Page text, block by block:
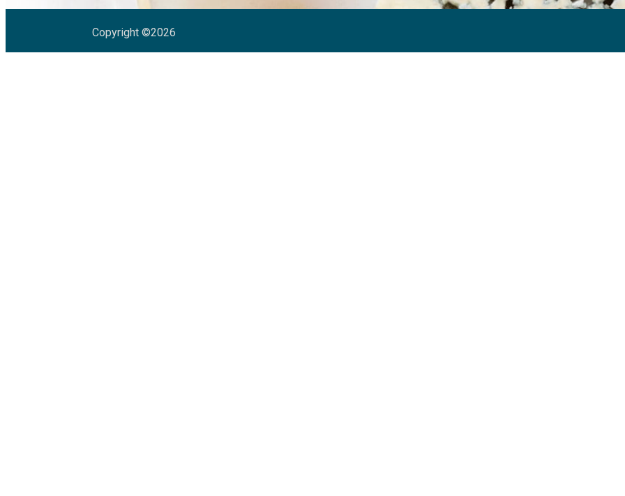
Copyright ©2026